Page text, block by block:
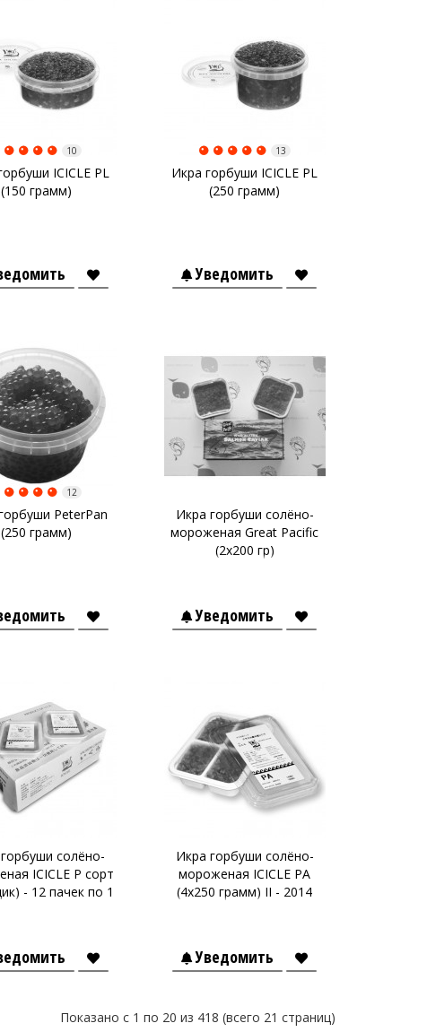
ICICLE PL
(150 грамм)
10
Икра горбуши ICICLE PL
(250 грамм)
13
Уведомить
PeterPan
(250 грамм)
12
Икра горбуши солёно-
мороженая Great Pacific
(2х200 гр)
Уведомить
солёно-
ICICLE P сорт
- 12 пачек по 1
Икра горбуши солёно-
мороженая ICICLE PA
(4х250 грамм) II - 2014
Уведомить
Показано с 1 по 20 из 418 (всего 21 страниц)